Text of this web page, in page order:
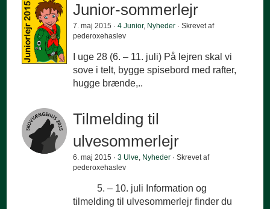
Junior-sommerlejr
7. maj 2015 ·4 Junior, Nyheder · Skrevet af
pederoxehaslev
I uge 28 (6. – 11. juli) På lejren skal vi
sove i telt, bygge spisebord med rafter,
hugge brænde,..
Tilmelding til
ulvesommerlejr
6. maj 2015 ·3 Ulve, Nyheder · Skrevet af
pederoxehaslev
5. – 10. juli Information og
tilmelding til ulvesommerlejr finder du